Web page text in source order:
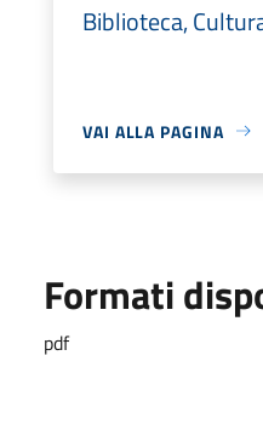
Biblioteca,
VAI ALLA PAGINA
Formati
pdf